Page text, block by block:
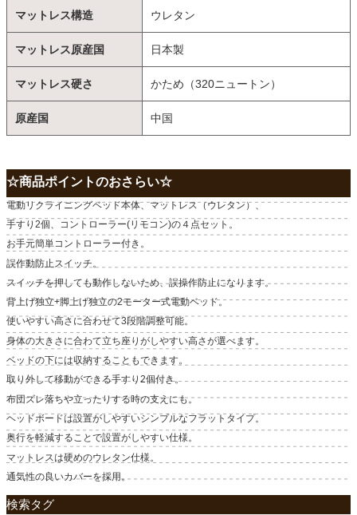
マットレス構造 ウレタン
マットレス原産国 日本製
マットレス硬さ かため（320ニュートン）
原産国 中国
☆商品ポイントのおさらい☆
電動リクライニングベッド本体、マットレス（ウレタン）、
手すり2個、コントローラー(リモコン)の４点セット。
お手元簡単コントローラー付き。
誤作動防止スイッチ。
スイッチを押しても動作しないため、誤操作防止になります。
背上げ独立+脚上げ独立の2モーター式電動ベッド。
使いやすい高さに合わせて3段階調整可能。
身体の大きさに合わて立ち座りがしやすい高さが選べます。
ベッドの下には収納することもできます。
取り外して移動ができる手すり2個付き。
布団ズレ落ちや立ったりする時の支えにも。
ヘッドボードは設置がしやすいシンプルなフラットタイプ。
奥行を軽減することで設置がしやすい仕様。
マットレスは硬めのウレタン仕様。
通気性の良いカバーを採用。
検索タグ